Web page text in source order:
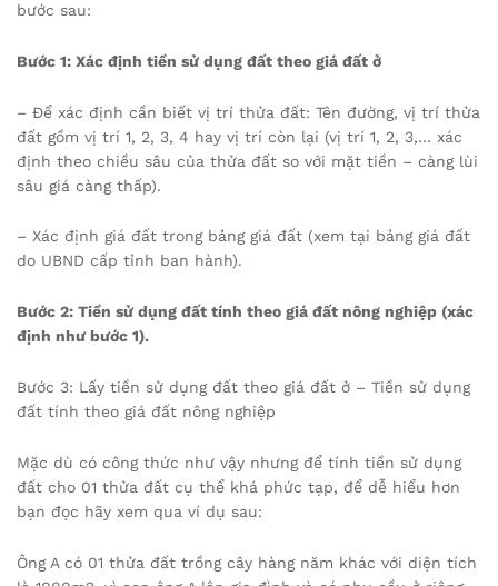
bước sau:
Bước 1: Xác định tiền sử dụng đất theo giá đất ở
– Để xác định cần biết vị trí thửa đất: Tên đường, vị trí thửa
đất gồm vị trí 1, 2, 3, 4 hay vị trí còn lại (vị trí 1, 2, 3,… xác
định theo chiều sâu của thửa đất so với mặt tiền – càng lùi
sâu giá càng thấp).
– Xác định giá đất trong bảng giá đất (xem tại bảng giá đất
do UBND cấp tỉnh ban hành).
Bước 2: Tiền sử dụng đất tính theo giá đất nông nghiệp (xác
định như bước 1).
Bước 3: Lấy tiền sử dụng đất theo giá đất ở – Tiền sử dụng
đất tính theo giá đất nông nghiệp
Mặc dù có công thức như vậy nhưng để tính tiền sử dụng
đất cho 01 thửa đất cụ thể khá phức tạp, để dễ hiểu hơn
bạn đọc hãy xem qua ví dụ sau:
Ông A có 01 thửa đất trồng cây hàng năm khác với diện tích